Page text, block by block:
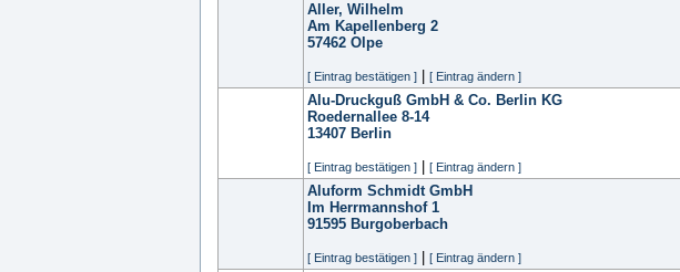
Aller, Wilhelm
Am Kapellenberg 2
57462 Olpe
[ Eintrag bestätigen ] [ Eintrag ändern ]
Alu-Druckguß GmbH & Co. Berlin KG
Roedernallee 8-14
13407 Berlin
[ Eintrag bestätigen ] [ Eintrag ändern ]
Aluform Schmidt GmbH
Im Herrmannshof 1
91595 Burgoberbach
[ Eintrag bestätigen ] [ Eintrag ändern ]